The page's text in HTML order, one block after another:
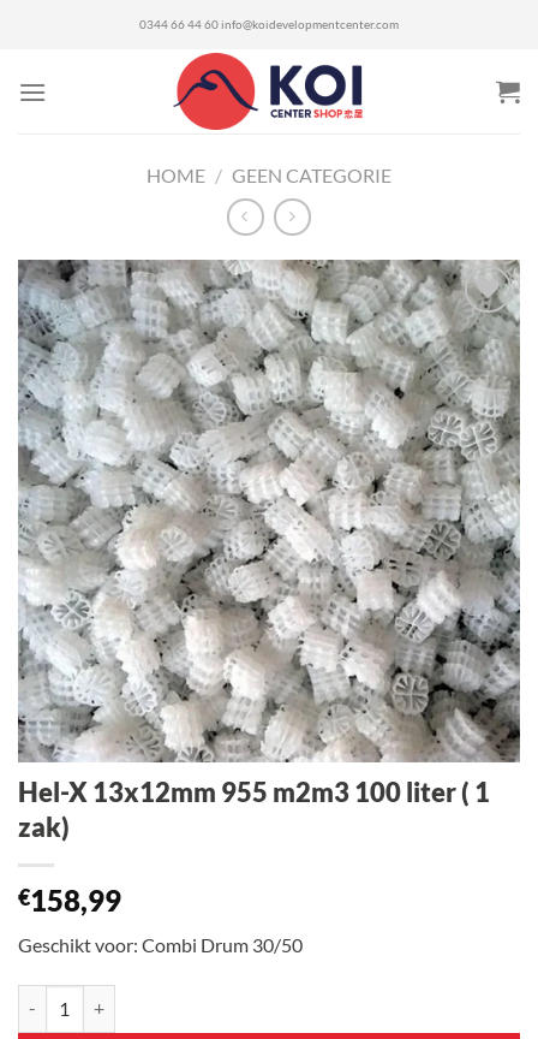
0344 66 44 60 info@koidevelopmentcenter.com
HOME / GEEN CATEGORIE
Toevoegen
aan
verlanglijst
Hel-X 13x12mm 955 m2m3 100 liter ( 1
zak)
€158,99
Geschikt voor: Combi Drum 30/50